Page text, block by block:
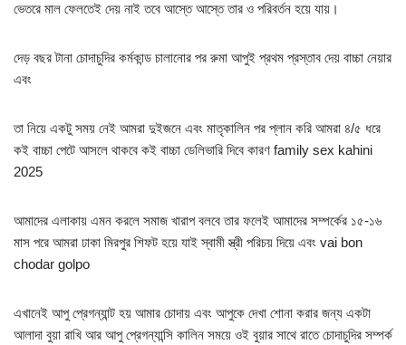
ভেতরে মাল ফেলতেই দেয় নাই তবে আস্তে আস্তে তার ও পরিবর্তন হয়ে যায়।
দেড় বছর টানা চোদাচুদির কর্মকান্ড চালানোর পর রুমা আপুই প্রথম প্রস্তাব দেয় বাচ্চা নেয়ার
এবং
তা নিয়ে একটু সময় নেই আমরা দুইজনে এবং মাতৃকালিন পর প্লান করি আমরা ৪/৫ ধরে
কই বাচ্চা পেটে আসলে থাকবে কই বাচ্চা ডেলিভারি দিবে কারণ family sex kahini
2025
আমাদের এলাকায় এমন করলে সমাজ খারাপ বলবে তার ফলেই আমাদের সম্পর্কের ১৫-১৬
মাস পরে আমরা ঢাকা মিরপুর শিফট হয়ে যাই স্বামী স্ত্রী পরিচয় দিয়ে এবং vai bon
chodar golpo
এখানেই আপু প্রেগন্যান্ট হয় আমার চোদায় এবং আপুকে দেখা শোনা করার জন্য একটা
আলাদা বুয়া রাখি আর আপু প্রেগন্যান্সি কালিন সময়ে ওই বুয়ার সাথে রাতে চোদাচুদির সম্পর্ক